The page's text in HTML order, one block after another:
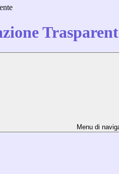
Menu di